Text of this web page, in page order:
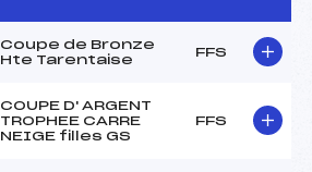
Coupe de Bronze
Hte Tarentaise
FFS
COUPE D' ARGENT
TROPHEE CARRE
NEIGE filles GS
FFS